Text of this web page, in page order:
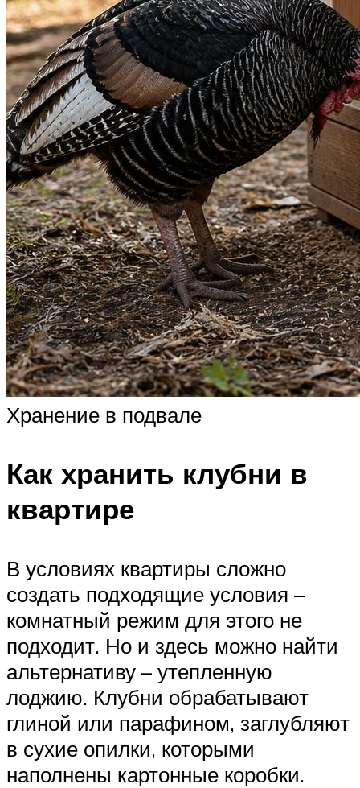
Хранение в подвале
Как хранить клубни в
квартире
В условиях квартиры сложно
создать подходящие условия –
комнатный режим для этого не
подходит. Но и здесь можно найти
альтернативу – утепленную
лоджию. Клубни обрабатывают
глиной или парафином, заглубляют
в сухие опилки, которыми
наполнены картонные коробки.